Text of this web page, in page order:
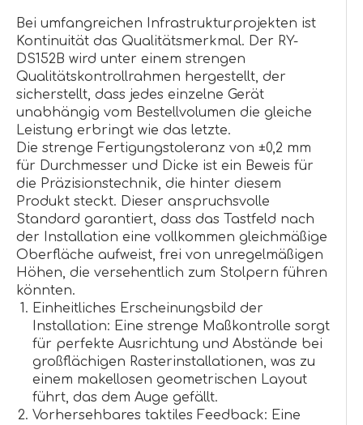
Bei umfangreichen Infrastrukturprojekten ist
Kontinuität das Qualitätsmerkmal. Der RY-
DS152B wird unter einem strengen
Qualitätskontrollrahmen hergestellt, der
sicherstellt, dass jedes einzelne Gerät
unabhängig vom Bestellvolumen die gleiche
Leistung erbringt wie das letzte.
Die strenge Fertigungstoleranz von ±0,2 mm
für Durchmesser und Dicke ist ein Beweis für
die Präzisionstechnik, die hinter diesem
Produkt steckt. Dieser anspruchsvolle
Standard garantiert, dass das Tastfeld nach
der Installation eine vollkommen gleichmäßige
Oberfläche aufweist, frei von unregelmäßigen
Höhen, die versehentlich zum Stolpern führen
könnten.
Einheitliches Erscheinungsbild der
Installation: Eine strenge Maßkontrolle sorgt
für perfekte Ausrichtung und Abstände bei
großflächigen Rasterinstallationen, was zu
einem makellosen geometrischen Layout
führt, das dem Auge gefällt.
Vorhersehbares taktiles Feedback: Eine